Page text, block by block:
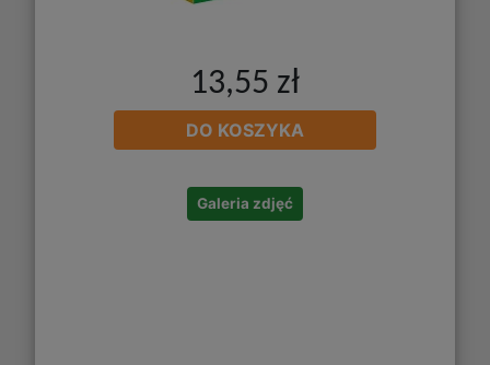
13,55 zł
DO KOSZYKA
Galeria zdjęć